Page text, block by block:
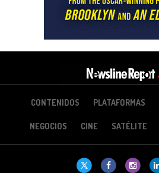
CONTENIDOS PLATAFORMAS
NEGOCIOS CINE SATÉLITE